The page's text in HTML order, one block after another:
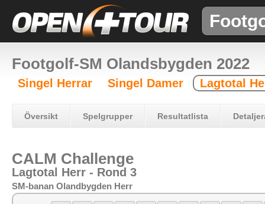
Footgolf-SM Olandsbygden 2022
Singel Herrar Singel Damer Lagtotal
Översikt Spelgrupper Resultatlista
CALM Challenge
Lagtotal Herr - Rond 3
SM-banan Olandbygden Herr